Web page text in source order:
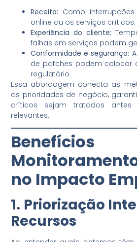
Receita: Como
online ou os serviços críticos.
Experiência do cliente:
falhas em serviços podem
Conformidade e segurança:
de patches podem colocar
regulatório.
Essa abordagem conecta as
as prioridades de negócio,
críticos sejam tratados
relevantes.
no Impacto
1. Priorização
Recursos